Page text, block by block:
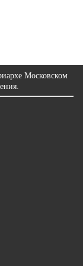
Московском